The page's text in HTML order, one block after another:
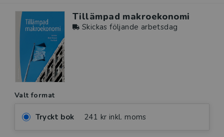
Tillämpad makroekonomi
Skickas följande arbetsdag
Valt format
Tryckt bok 241 kr inkl. moms